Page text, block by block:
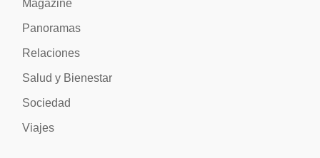
Magazine
Panoramas
Relaciones
Salud y Bienestar
Sociedad
Viajes